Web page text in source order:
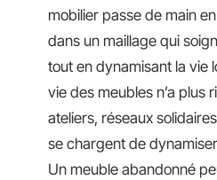
mobilier passe de main
dans un maillage qui
tout en dynamisant la vie
vie des meubles n’a plus
ateliers, réseaux
se chargent de
Un meuble abandonné